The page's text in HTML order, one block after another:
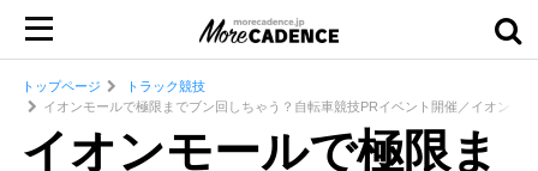
トップページ
トラック競技
イオンモールで極限までブン回しちゃう？自転車競技PRイベント開催／イオンモ
イオンモールで極限ま